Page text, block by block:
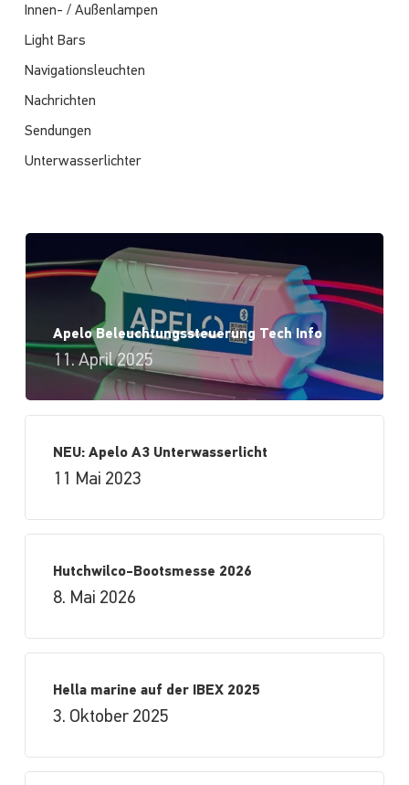
Innen- / Außenlampen
Light Bars
Navigationsleuchten
Nachrichten
Sendungen
Unterwasserlichter
Apelo Beleuchtungssteuerung Tech Info
11. April 2025
NEU: Apelo A3 Unterwasserlicht
11 Mai 2023
Hutchwilco-Bootsmesse 2026
8. Mai 2026
Hella marine auf der IBEX 2025
3. Oktober 2025